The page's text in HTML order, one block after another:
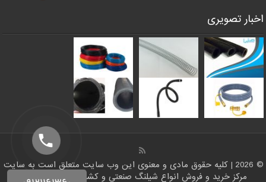
اخبار تصویری
© 2026 | کلیه حقوق مادی و معنوی این وب سایت متعلق است به سایت
مرکز خرید و فروش انواع شیلنگ صنعتی و کشاورزی | ایران شلنگ